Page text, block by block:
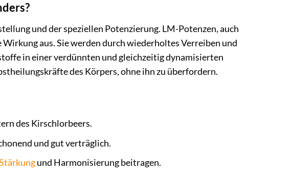
und der speziellen Potenzierung. LM-Potenzen, auch
aus. Sie werden durch wiederholtes Verreiben und
in einer verdünnten und gleichzeitig dynamisierten
des Körpers, ohne ihn zu überfordern.
des Kirschlorbeers.
und gut verträglich.
und Harmonisierung beitragen.